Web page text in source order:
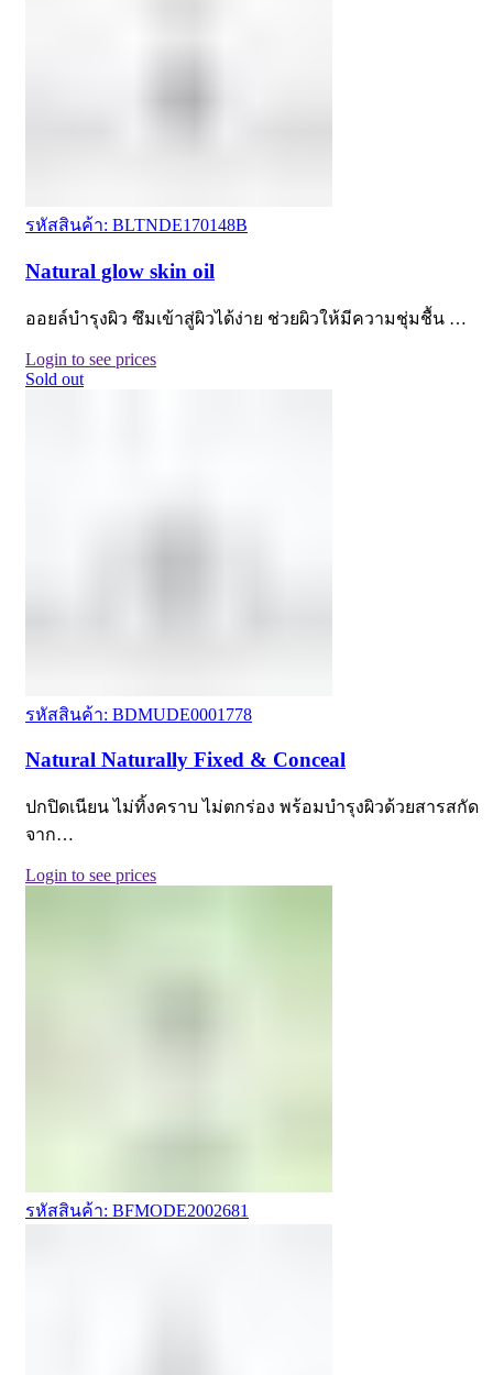
รหัสสินค้า: BLTNDE170148B
Natural glow skin oil
ออยล์บำรุงผิว ซึมเข้าสู่ผิวได้ง่าย ช่วยผิวให้มีความชุ่มชื้น …
Login to see prices
Sold out
รหัสสินค้า: BDMUDE0001778
Natural Naturally Fixed & Conceal
ปกปิดเนียน ไม่ทิ้งคราบ ไม่ตกร่อง พร้อมบำรุงผิวด้วยสารสกัด
จาก…
Login to see prices
รหัสสินค้า: BFMODE2002681